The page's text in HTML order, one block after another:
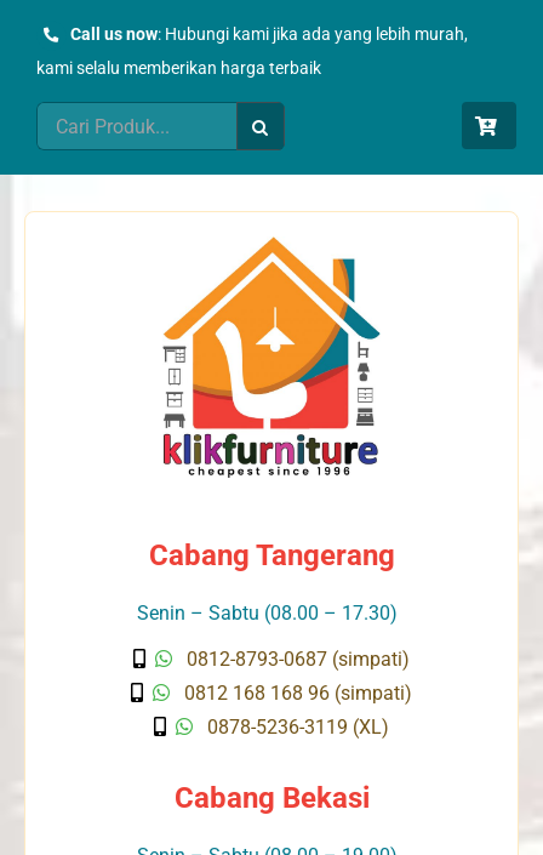
Call us now: Hubungi kami jika ada yang lebih murah,
kami selalu memberikan harga terbaik
Search
for:
Cabang Tangerang
Senin – Sabtu (08.00 – 17.30)
0812-8793-0687 (simpati)
0812 168 168 96 (simpati)
0878-5236-3119 (XL)
Cabang Bekasi